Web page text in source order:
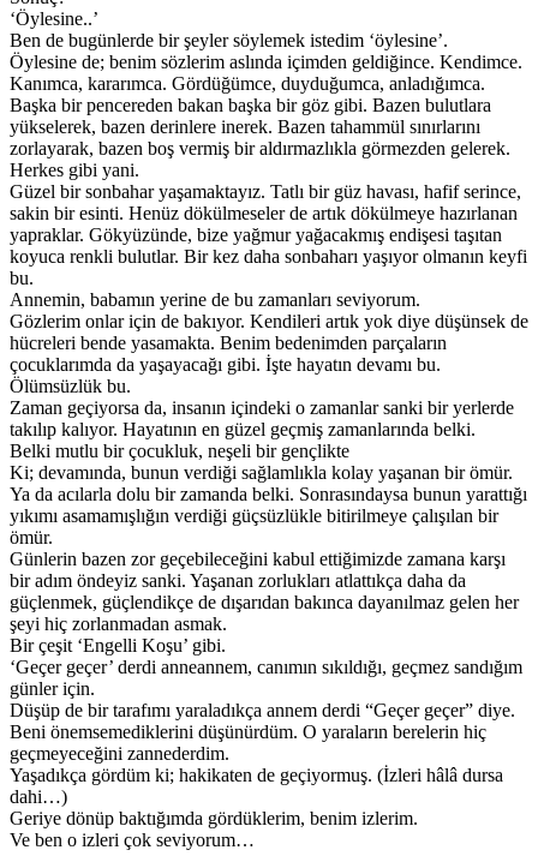
‘Öylesine..’
Ben de bugünlerde bir şeyler söylemek istedim ‘öylesine’.
Öylesine de; benim sözlerim aslında içimden geldiğince. Kendimce.
Kanımca, kararımca. Gördüğümce, duyduğumca, anladığımca.
Başka bir pencereden bakan başka bir göz gibi. Bazen bulutlara
yükselerek, bazen derinlere inerek. Bazen tahammül sınırlarını
zorlayarak, bazen boş vermiş bir aldırmazlıkla görmezden gelerek.
Herkes gibi yani.
Güzel bir sonbahar yaşamaktayız. Tatlı bir güz havası, hafif serince,
sakin bir esinti. Henüz dökülmeseler de artık dökülmeye hazırlanan
yapraklar. Gökyüzünde, bize yağmur yağacakmış endişesi taşıtan
koyuca renkli bulutlar. Bir kez daha sonbaharı yaşıyor olmanın keyfi
bu.
Annemin, babamın yerine de bu zamanları seviyorum.
Gözlerim onlar için de bakıyor. Kendileri artık yok diye düşünsek de
hücreleri bende yasamakta. Benim bedenimden parçaların
çocuklarımda da yaşayacağı gibi. İşte hayatın devamı bu.
Ölümsüzlük bu.
Zaman geçiyorsa da, insanın içindeki o zamanlar sanki bir yerlerde
takılıp kalıyor. Hayatının en güzel geçmiş zamanlarında belki.
Belki mutlu bir çocukluk, neşeli bir gençlikte
Ki; devamında, bunun verdiği sağlamlıkla kolay yaşanan bir ömür.
Ya da acılarla dolu bir zamanda belki. Sonrasındaysa bunun yarattığı
yıkımı asamamışlığın verdiği güçsüzlükle bitirilmeye çalışılan bir
ömür.
Günlerin bazen zor geçebileceğini kabul ettiğimizde zamana karşı
bir adım öndeyiz sanki. Yaşanan zorlukları atlattıkça daha da
güçlenmek, güçlendikçe de dışarıdan bakınca dayanılmaz gelen her
şeyi hiç zorlanmadan asmak.
Bir çeşit ‘Engelli Koşu’ gibi.
‘Geçer geçer’ derdi anneannem, canımın sıkıldığı, geçmez sandığım
günler için.
Düşüp de bir tarafımı yaraladıkça annem derdi “Geçer geçer” diye.
Beni önemsemediklerini düşünürdüm. O yaraların berelerin hiç
geçmeyeceğini zannederdim.
Yaşadıkça gördüm ki; hakikaten de geçiyormuş. (İzleri hâlâ dursa
dahi…)
Geriye dönüp baktığımda gördüklerim, benim izlerim.
Ve ben o izleri çok seviyorum…